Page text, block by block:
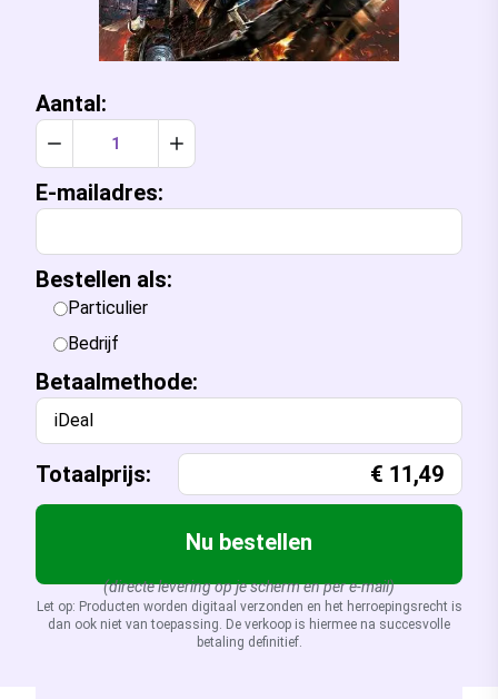
Aantal:
Verlaag aantal met 1Verhoog aantal met 1
E-mailadres:
Bestellen als:
Particulier
Bedrijf
Betaalmethode:
iDeal
Totaalprijs: € 11,49
Nu bestellen
(directe levering op je scherm en per e-mail)
Let op: Producten worden digitaal verzonden en het herroepingsrecht is
dan ook niet van toepassing. De verkoop is hiermee na succesvolle
betaling definitief.